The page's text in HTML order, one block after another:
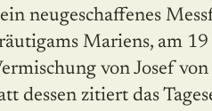
neugeschaffenes
Mariens, am
von Josef
dessen zitiert das